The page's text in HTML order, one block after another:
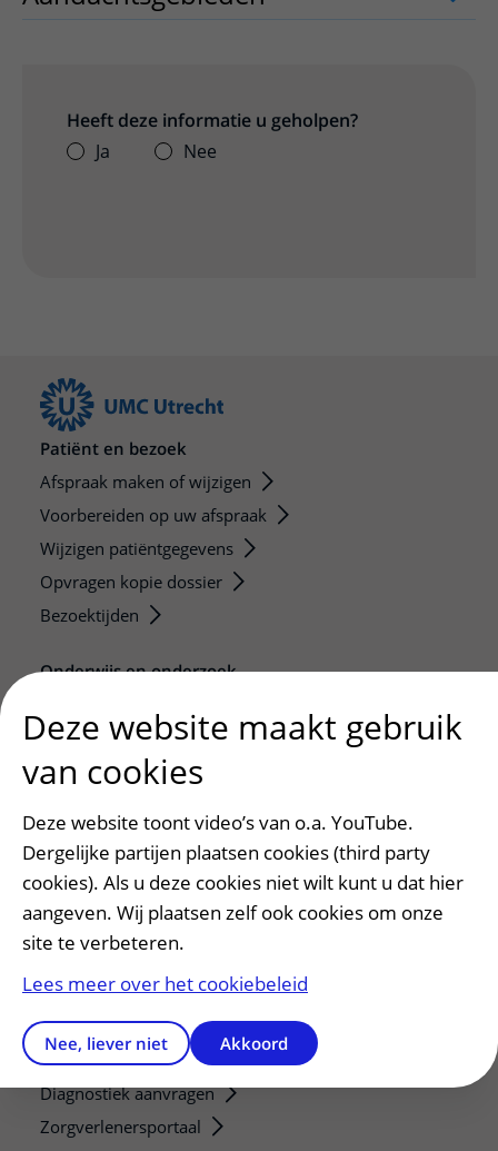
Heeft deze informatie u geholpen?
Ja
Nee
Patiënt en bezoek
Afspraak maken of wijzigen
Voorbereiden op uw afspraak
Wijzigen patiëntgegevens
Opvragen kopie dossier
Bezoektijden
Onderwijs en onderzoek
De Nieuwe Utrechtse School
Stage en opleidingsplaatsen
Research groups
Researchers
Research technologies
Verwijzers
Mijn patiënt verwijzen
Teleconsult aanvragen
Diagnostiek aanvragen
Zorgverlenersportaal
Deze website maakt gebruik
van cookies
Deze website toont video’s van o.a. YouTube.
Dergelijke partijen plaatsen cookies (third party
cookies). Als u deze cookies niet wilt kunt u dat hier
aangeven. Wij plaatsen zelf ook cookies om onze
site te verbeteren.
Lees meer over het cookiebeleid
Nee, liever niet Akkoord